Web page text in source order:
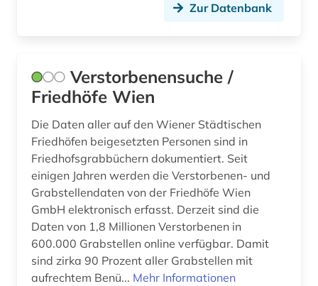
bildungsforschung (1)
biogeographie (1)
biograf (1)
biografie (6)
biographie (12)
biographie 1750-1850 (1)
biographie 1815-2005 (1)
Montenegro (1)
Niedersachsen (1)
Nordamerika (2)
Nordrhein-Westfalen (1)
Norwegen (3)
Osmanisches Reich (1)
Zur Datenbank
Verstorbenensuche /
Friedhöfe Wien
Die Daten aller auf den Wiener Städtischen
Friedhöfen beigesetzten Personen sind in
Friedhofsgrabbüchern dokumentiert. Seit
einigen Jahren werden die Verstorbenen- und
Grabstellendaten von der Friedhöfe Wien
GmbH elektronisch erfasst. Derzeit sind die
Daten von 1,8 Millionen Verstorbenen in
600.000 Grabstellen online verfügbar. Damit
sind zirka 90 Prozent aller Grabstellen mit
aufrechtem Benü... Mehr Informationen